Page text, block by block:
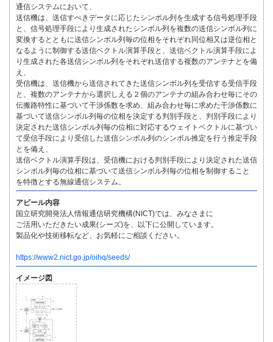
通信システムにおいて、
送信機は、送信すべきデータに応じたシンボル列を生成する信号処理手段
と、信号処理手段により生成されたシンボル列を複数の送信シンボル列に
変換するとともに送信シンボル列毎の位相をそれぞれ同位相又は逆位相と
なるように制御する送信ベクトル演算手段と、送信ベクトル演算手段によ
り生成された各送信シンボル列をそれぞれ送信する複数のアンテナとを備
え、
受信機は、送信機から送信されてきた送信シンボル列を受信する受信手段
と、複数のアンテナから選択しえる２個のアンテナの組み合わせ毎にその
伝搬路特性に基づいて干渉係数を求め、組み合わせ毎に求めた干渉係数に
基づいて送信シンボル列毎の位相を決定する判別手段と、判別手段により
決定された送信シンボル列毎の位相に対応するウェイトベクトルに基づい
て受信手段により受信した送信シンボル列のシンボル推定を行う推定手段
とを備え、
送信ベクトル演算手段は、受信機における判別手段により決定された送信
シンボル列毎の位相に基づいて送信シンボル列毎の位相を制御すること
を特徴とする無線通信システム。
アピール内容
国立研究開発法人情報通信研究機構(NICT)では、みなさまに
ご活用いただきたい成果(シーズ)を、以下に公開しています。
製品化や技術移転など、お気軽にご相談ください。
https://www2.nict.go.jp/oihq/seeds/
イメージ図